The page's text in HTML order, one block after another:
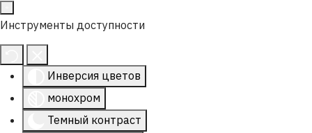
Инструменты доступности
Инверсия цветов
монохром
Темный контраст